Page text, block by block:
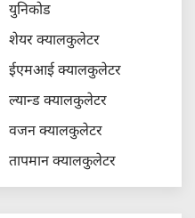
युनिकोड
शेयर क्यालकुलेटर
ईएमआई क्यालकुलेटर
ल्यान्ड क्यालकुलेटर
वजन क्यालकुलेटर
तापमान क्यालकुलेटर